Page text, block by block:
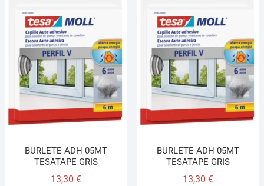
BURLETE ADH 05MT
TESATAPE GRIS
13,30€
BURLETE ADH 05MT
TESATAPE GRIS
13,30 €